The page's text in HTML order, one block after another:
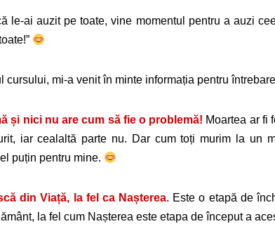
le-ai auzit pe toate, vine momentul pentru a auzi
cursului, mi-a venit în minte informația pentru
și nici nu are cum să fie o problemă! Moartea ar fi
iar cealaltă parte nu. Dar cum toți murim la un
puțin pentru mine.
din Viață, la fel ca Nașterea. Este o etapă de
la fel cum Nașterea este etapa de început a